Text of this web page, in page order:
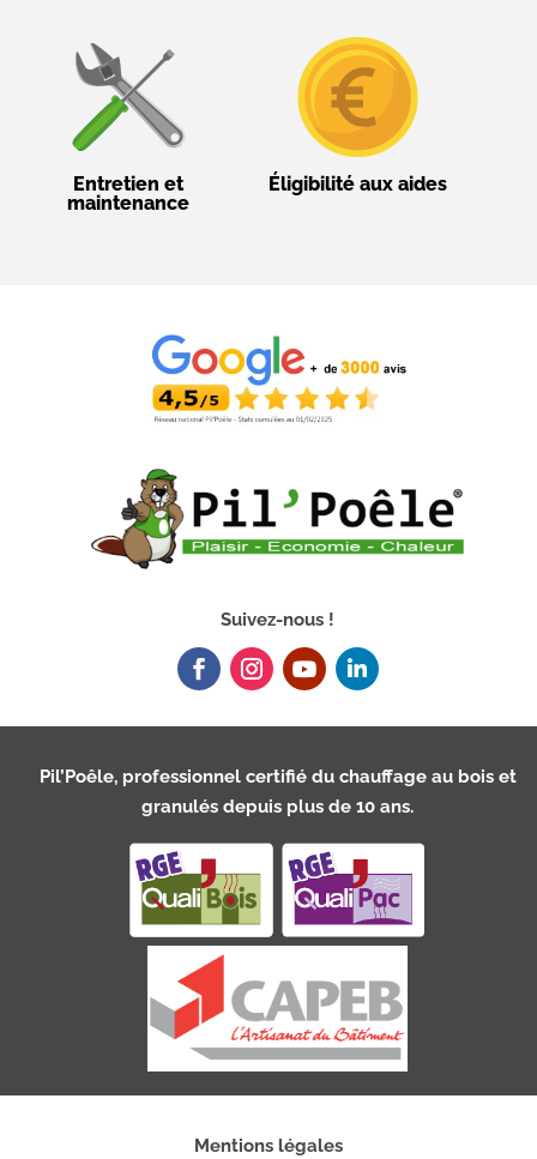
Entretien et
maintenance
Éligibilité aux aides
Suivez-nous !
Pil’Poêle, professionnel certifié du chauffage au bois et
granulés depuis plus de 10 ans.
Mentions légales